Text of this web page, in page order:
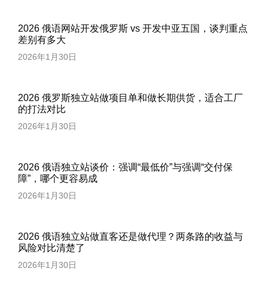
2026 俄语网站开发俄罗斯 vs 开发中亚五国，谈判重点
差别有多大
2026年1月30日
2026 俄罗斯独立站做项目单和做长期供货，适合工厂
的打法对比
2026年1月30日
2026 俄语独立站谈价：强调“最低价”与强调“交付保
障”，哪个更容易成
2026年1月30日
2026 俄语独立站做直客还是做代理？两条路的收益与
风险对比清楚了
2026年1月30日